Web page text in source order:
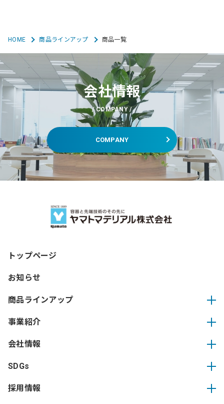
HOME 商品ラインアップ 商品一覧
会社情報
COMPANY
COMPANY
トップページ
お知らせ
商品ラインアップ
事業紹介
会社情報
SDGs
採用情報